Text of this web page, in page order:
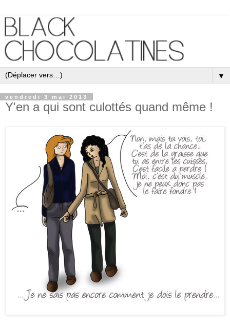
▼
vendredi 3 mai 2013
Y'en a qui sont culottés quand même !